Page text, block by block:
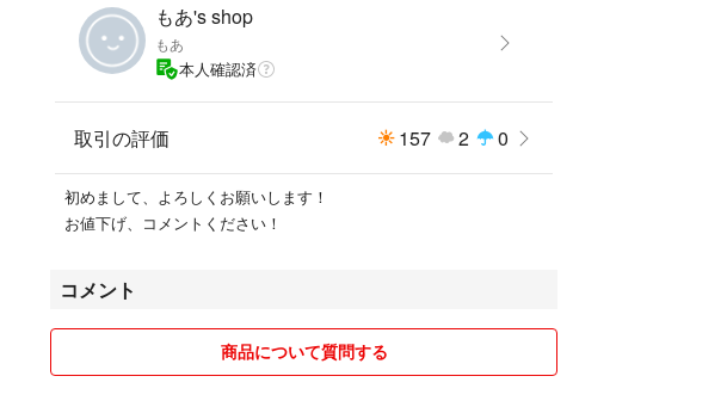
もあ's shop
もあ
本人確認済
取引の評価 157 2 0
初めまして、よろしくお願いします！
お値下げ、コメントください！
コメント
商品について質問する